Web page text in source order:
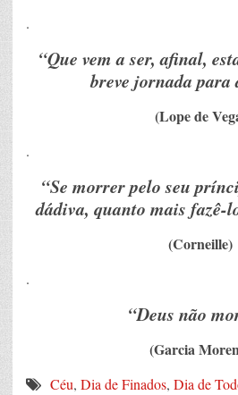
.
“Que vem a ser, afinal,
breve jornada para
(Lope de
.
“Se morrer pelo seu
dádiva, quanto mais fazê-
(Corneille)
.
“Deus não
(Garcia
Céu, Dia de Finados, Dia de